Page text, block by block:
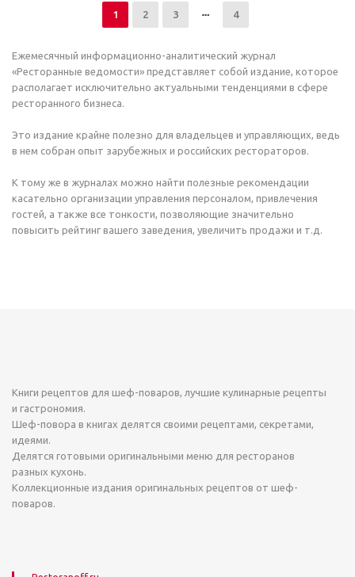
1 2 3 4
Ежемесячный информационно-аналитический журнал
«Ресторанные ведомости» представляет собой издание, которое
располагает исключительно актуальными тенденциями в сфере
ресторанного бизнеса.
Это издание крайне полезно для владельцев и управляющих, ведь
в нем собран опыт зарубежных и российских рестораторов.
К тому же в журналах можно найти полезные рекомендации
касательно организации управления персоналом, привлечения
гостей, а также все тонкости, позволяющие значительно
повысить рейтинг вашего заведения, увеличить продажи и т.д.
Книги рецептов для шеф-поваров, лучшие кулинарные рецепты
и гастрономия.
Шеф-повора в книгах делятся своими рецептами, секретами,
идеями.
Делятся готовыми оригинальными меню для ресторанов
разных кухонь.
Коллекционные издания оригинальных рецептов от шеф-
поваров.